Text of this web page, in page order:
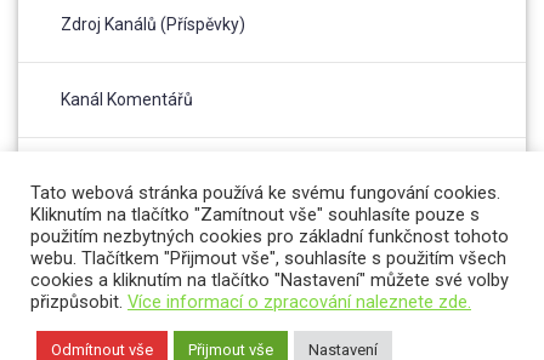
Zdroj Kanálů (příspěvky)
Kanál Komentářů
Tato webová stránka používá ke svému fungování cookies.
Kliknutím na tlačítko "Zamítnout vše" souhlasíte pouze s
použitím nezbytných cookies pro základní funkčnost tohoto
webu. Tlačítkem "Přijmout vše", souhlasíte s použitím všech
cookies a kliknutím na tlačítko "Nastavení" můžete své volby
přizpůsobit. Více informací o zpracování naleznete zde.
Odmítnout vše Přijmout vše Nastavení